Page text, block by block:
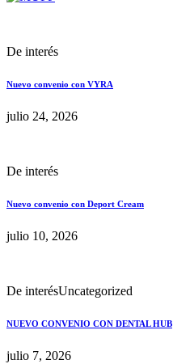
De interés
Nuevo convenio con VYRA
julio 24, 2026
De interés
Nuevo convenio con Deport Cream
julio 10, 2026
De interésUncategorized
NUEVO CONVENIO CON DENTAL HUB
julio 7, 2026